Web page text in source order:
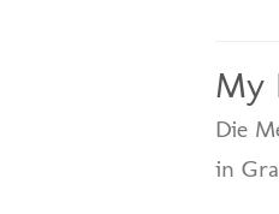
My
Die
in